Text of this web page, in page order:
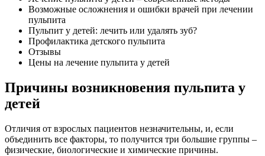
Возможные осложнения и ошибки врачей при лечении
пульпита
Пульпит у детей: лечить или удалять зуб?
Профилактика детского пульпита
Отзывы
Цены на лечение пульпита у детей
Причины возникновения пульпита у
детей
Отличия от взрослых пациентов незначительны, и, если
объединить все факторы, то получится три большие группы –
физические, биологические и химические причины.